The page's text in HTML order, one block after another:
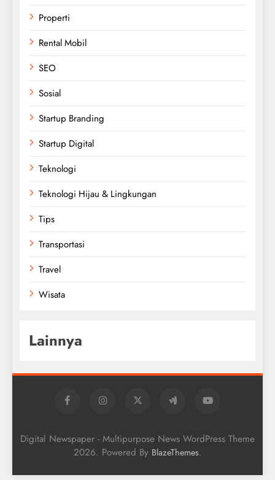
Properti
Rental Mobil
SEO
Sosial
Startup Branding
Startup Digital
Teknologi
Teknologi Hijau & Lingkungan
Tips
Transportasi
Travel
Wisata
Lainnya
Digital Newspaper - Multipurpose News WordPress Theme
2026. Powered By BlazeThemes.